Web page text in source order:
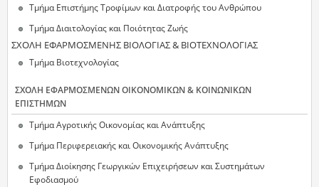
Τμήμα Επιστήμης Τροφίμων και Διατροφής του Ανθρώπου
Τμήμα Διαιτολογίας και Ποιότητας Ζωής
ΣΧΟΛΗ ΕΦΑΡΜΟΣΜΕΝΗΣ ΒΙΟΛΟΓΙΑΣ & ΒΙΟΤΕΧΝΟΛΟΓΙΑΣ
Τμήμα Βιοτεχνολογίας
ΣΧΟΛΗ ΕΦΑΡΜΟΣΜΕΝΩΝ ΟΙΚΟΝΟΜΙΚΩΝ & ΚΟΙΝΩΝΙΚΩΝ
ΕΠΙΣΤΗΜΩΝ
Τμήμα Αγροτικής Οικονομίας και Ανάπτυξης
Τμήμα Περιφερειακής και Οικονομικής Ανάπτυξης
Τμήμα Διοίκησης Γεωργικών Επιχειρήσεων και Συστημάτων
Εφοδιασμού